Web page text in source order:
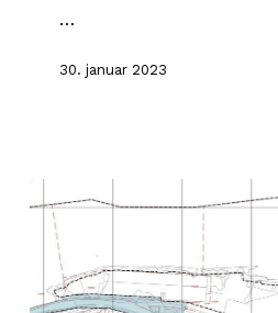
…
30. januar 2023